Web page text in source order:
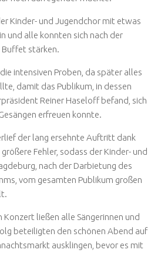
Kinder- und Jugendchor mit etwas
und alle konnten sich nach der
Buffet stärken.
intensiven Proben, da später alles
damit das Publikum, in dessen
Reiner Haseloff befand, sich
erfreuen konnte.
der lang ersehnte Auftritt dank
Fehler, sodass der Kinder- und
nach der Darbietung des
vom gesamten Publikum großen
Konzert ließen alle Sängerinnen und
beteiligten den schönen Abend auf
ausklingen, bevor es mit